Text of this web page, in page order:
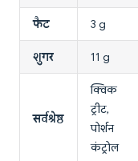
फैट 3 g
शुगर 11 g
सर्वश्रेष्ठ
क्विक
ट्रीट,
पोर्शन
कंट्रोल